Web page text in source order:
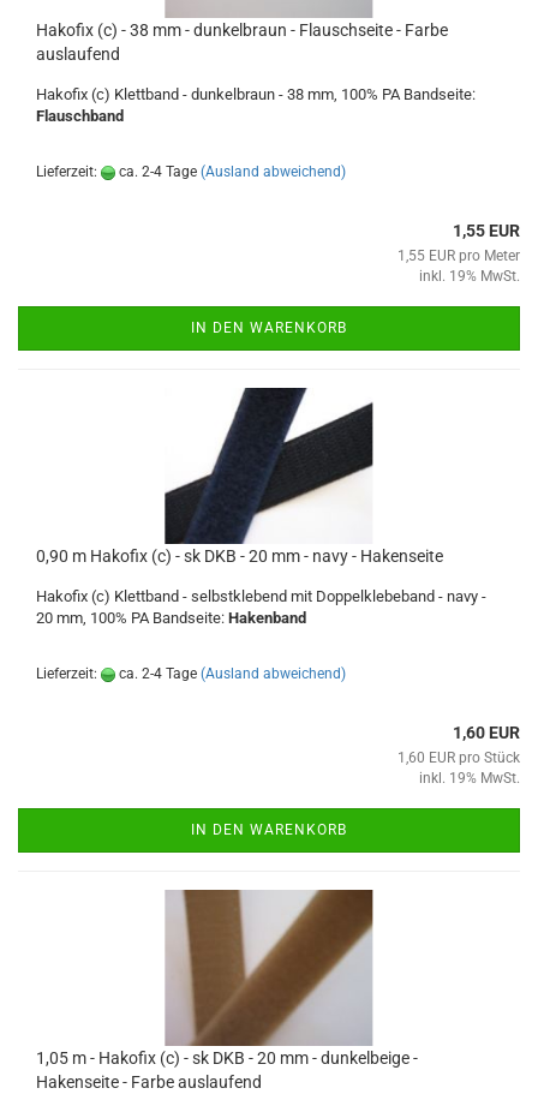
Hakofix (c) - 38 mm - dunkelbraun - Flauschseite - Farbe
auslaufend
Hakofix (c) Klettband - dunkelbraun - 38 mm, 100% PA Bandseite:
Flauschband
Lieferzeit: ca. 2-4 Tage (Ausland abweichend)
1,55 EUR
1,55 EUR pro Meter
inkl. 19% MwSt.
IN DEN WARENKORB
0,90 m Hakofix (c) - sk DKB - 20 mm - navy - Hakenseite
Hakofix (c) Klettband - selbstklebend mit Doppelklebeband - navy -
20 mm, 100% PA Bandseite: Hakenband
Lieferzeit: ca. 2-4 Tage (Ausland abweichend)
1,60 EUR
1,60 EUR pro Stück
inkl. 19% MwSt.
IN DEN WARENKORB
1,05 m - Hakofix (c) - sk DKB - 20 mm - dunkelbeige -
Hakenseite - Farbe auslaufend